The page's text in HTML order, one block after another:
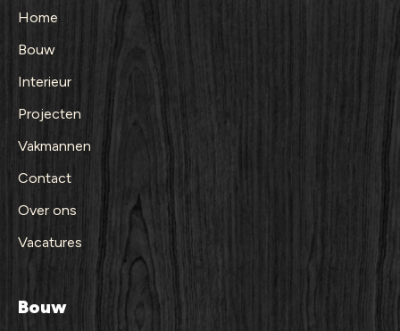
Home
Bouw
Interieur
Projecten
Vakmannen
Contact
Over ons
Vacatures
Bouw